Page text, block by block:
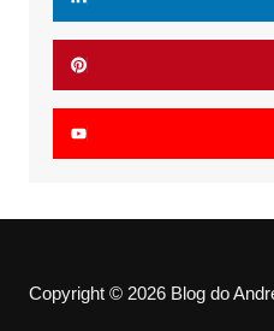
Copyright © 2026 Blog do